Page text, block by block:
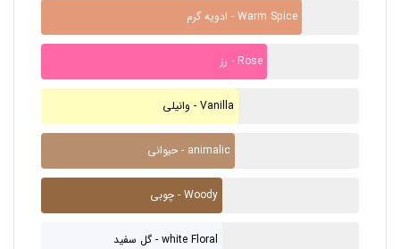
ادویه گرم - Warm Spice
رز - Rose
وانیلی - Vanilla
حیوانی - animalic
چوبی - Woody
گل سفید - white Floral